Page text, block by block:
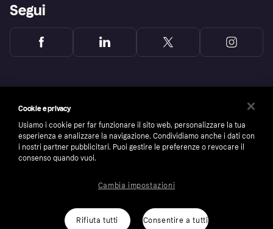
Segui
number: 556737-0431
Cookie e privacy
Usiamo i cookie per far funzionare il sito web, personalizzare la tua
esperienza e analizzare la navigazione. Condividiamo anche i dati con
i nostri partner pubblicitari. Puoi gestire le preferenze o revocare il
consenso quando vuoi.
Rifiuta tutti Consentire a tutti
Cambia impostazioni